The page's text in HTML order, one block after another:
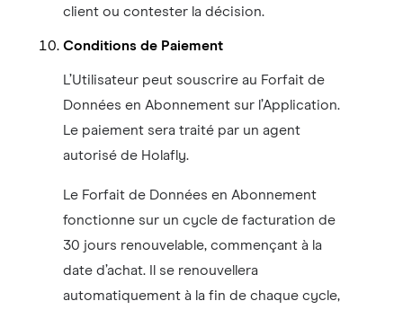
client ou contester la décision.
Conditions de Paiement
L’Utilisateur peut souscrire au Forfait de
Données en Abonnement sur l’Application.
Le paiement sera traité par un agent
autorisé de Holafly.
Le Forfait de Données en Abonnement
fonctionne sur un cycle de facturation de
30 jours renouvelable, commençant à la
date d’achat. Il se renouvellera
automatiquement à la fin de chaque cycle,